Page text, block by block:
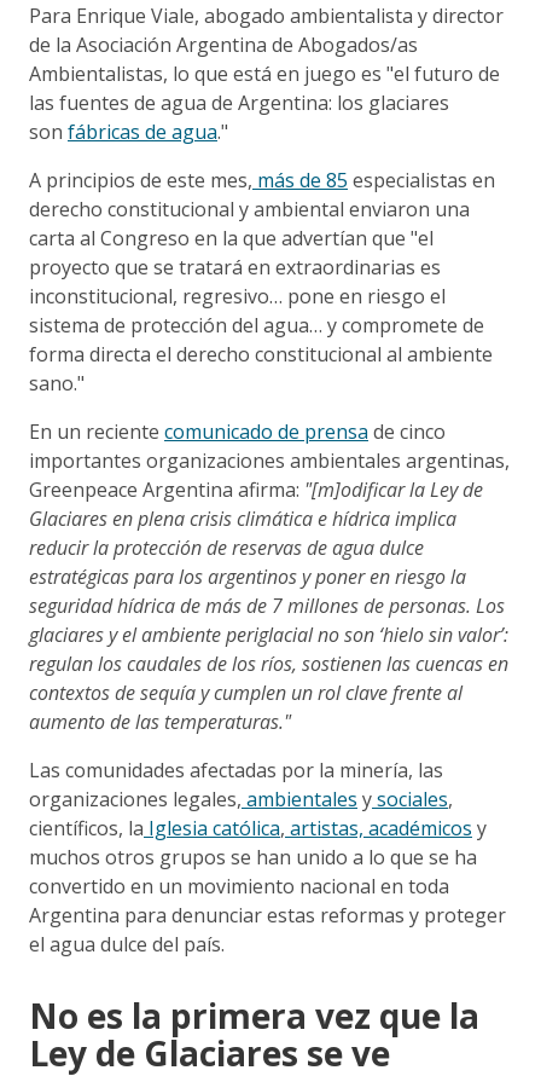
Para Enrique Viale, abogado ambientalista y director
de la Asociación Argentina de Abogados/as
Ambientalistas, lo que está en juego es "el futuro de
las fuentes de agua de Argentina: los glaciares
son fábricas de agua."
A principios de este mes, más de 85 especialistas en
derecho constitucional y ambiental enviaron una
carta al Congreso en la que advertían que "el
proyecto que se tratará en extraordinarias es
inconstitucional, regresivo… pone en riesgo el
sistema de protección del agua… y compromete de
forma directa el derecho constitucional al ambiente
sano."
En un reciente comunicado de prensa de cinco
importantes organizaciones ambientales argentinas,
Greenpeace Argentina afirma: "[m]odificar la Ley de
Glaciares en plena crisis climática e hídrica implica
reducir la protección de reservas de agua dulce
estratégicas para los argentinos y poner en riesgo la
seguridad hídrica de más de 7 millones de personas. Los
glaciares y el ambiente periglacial no son ‘hielo sin valor’:
regulan los caudales de los ríos, sostienen las cuencas en
contextos de sequía y cumplen un rol clave frente al
aumento de las temperaturas."
Las comunidades afectadas por la minería, las
organizaciones legales, ambientales ysociales,
científicos, la Iglesia católica, artistas, académicos y
muchos otros grupos se han unido a lo que se ha
convertido en un movimiento nacional en toda
Argentina para denunciar estas reformas y proteger
el agua dulce del país.
No es la primera vez que la
Ley de Glaciares se ve